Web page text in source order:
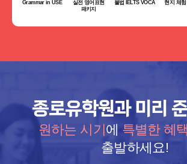
Grammar in USE
실전 영어표현
패키지
불법 IELTS VOCA
현지 체험
종로유학원과 미리
원하는 시기에 특별한 혜
출발하세요!